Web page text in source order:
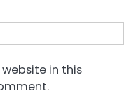
in this